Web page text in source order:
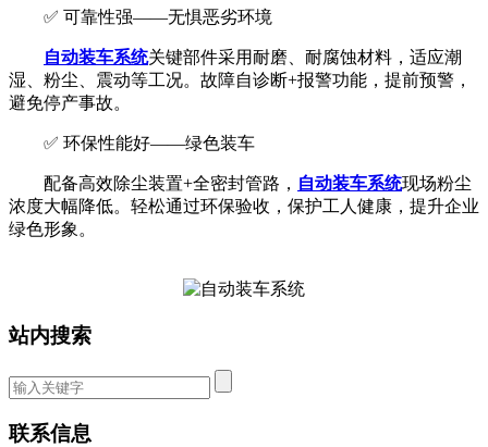
✅ 可靠性强——无惧恶劣环境
自动装车系统关键部件采用耐磨、耐腐蚀材料，适应潮
湿、粉尘、震动等工况。故障自诊断+报警功能，提前预警，
避免停产事故。
✅ 环保性能好——绿色装车
配备高效除尘装置+全密封管路， 自动装车系统现场粉尘
浓度大幅降低。轻松通过环保验收，保护工人健康，提升企业
绿色形象。
站内搜索
联系信息